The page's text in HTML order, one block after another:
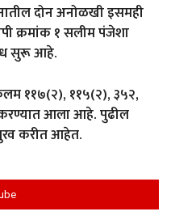
दोन अनोळखी इसमही
क्रमांक १ सलीम पंजेशा
सुरू आहे.
११७(२), ११५(२), ३५२,
आला आहे. पुढील
करीत आहेत.